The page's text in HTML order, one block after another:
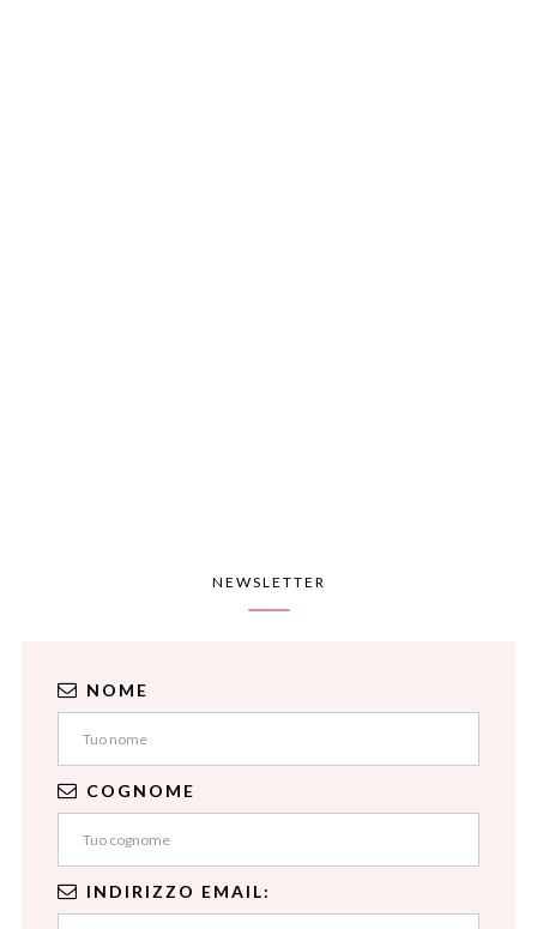
NEWSLETTER
NOME
COGNOME
INDIRIZZO EMAIL: